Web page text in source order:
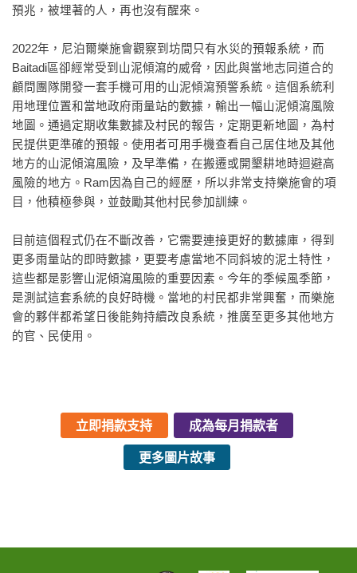
預兆，被埋著的人，再也沒有醒來。
2022年，尼泊爾樂施會觀察到坊間只有水災的預報系統，而
Baitadi區卻經常受到山泥傾瀉的威脅，因此與當地志同道合的
顧問團隊開發一套手機可用的山泥傾瀉預警系統。這個系統利
用地理位置和當地政府雨量站的數據，輸出一幅山泥傾瀉風險
地圖。通過定期收集數據及村民的報告，定期更新地圖，為村
民提供更準確的預報。使用者可用手機查看自己居住地及其他
地方的山泥傾瀉風險，及早準備，在搬遷或開墾耕地時迴避高
風險的地方。Ram因為自己的經歷，所以非常支持樂施會的項
目，他積極參與，並鼓勵其他村民參加訓練。
目前這個程式仍在不斷改善，它需要連接更好的數據庫，得到
更多雨量站的即時數據，更要考慮當地不同斜坡的泥土特性，
這些都是影響山泥傾瀉風險的重要因素。今年的季候風季節，
是測試這套系統的良好時機。當地的村民都非常興奮，而樂施
會的夥伴都希望日後能夠持續改良系統，推廣至更多其他地方
的官、民使用。
立即捐款支持 成為每月捐款者
更多圖片故事